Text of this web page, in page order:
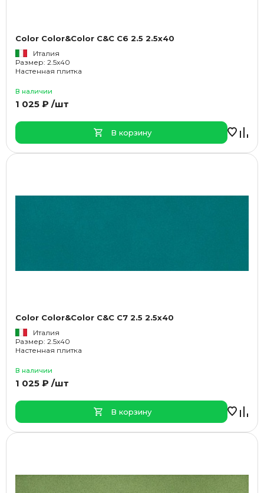
Color Color&Color C&C C6 2.5 2.5x40
Италия
Размер: 2.5x40
Настенная плитка
В наличии
1 025 ₽ /шт
В корзину
Color Color&Color C&C C7 2.5 2.5x40
Италия
Размер: 2.5x40
Настенная плитка
В наличии
1 025 ₽ /шт
В корзину